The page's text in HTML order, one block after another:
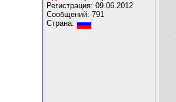
Регистрация: 09.06.2012
Сообщений: 791
Страна: